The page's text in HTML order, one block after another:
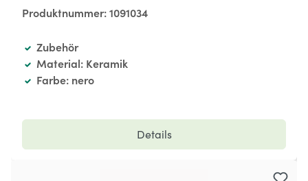
Produktnummer:1091034
Zubehör
Material: Keramik
Farbe: nero
Details